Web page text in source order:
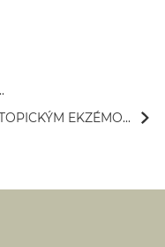
EKZÉMO...